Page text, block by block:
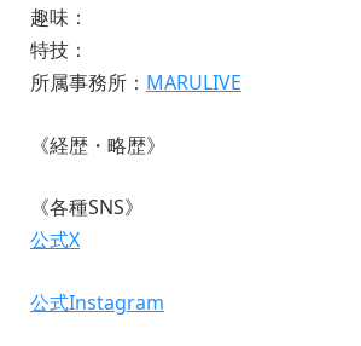
趣味：
特技：
所属事務所： MARULIVE
《経歴・略歴》
《各種SNS》
公式X
公式Instagram